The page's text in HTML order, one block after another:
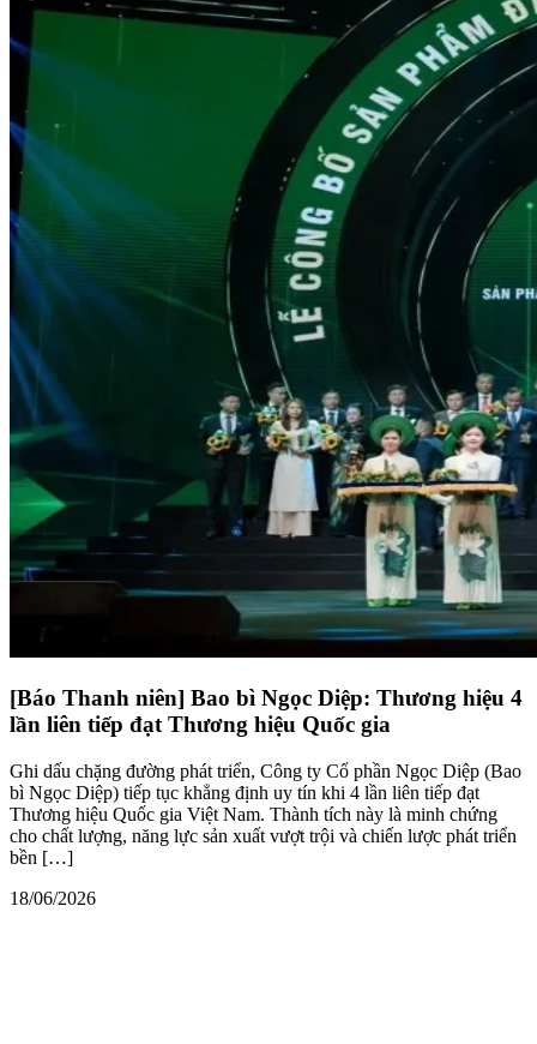
[Báo Thanh niên] Bao bì Ngọc Diệp: Thương hiệu 4
lần liên tiếp đạt Thương hiệu Quốc gia
Ghi dấu chặng đường phát triển, Công ty Cổ phần Ngọc Diệp (Bao
bì Ngọc Diệp) tiếp tục khẳng định uy tín khi 4 lần liên tiếp đạt
Thương hiệu Quốc gia Việt Nam. Thành tích này là minh chứng
cho chất lượng, năng lực sản xuất vượt trội và chiến lược phát triển
bền […]
18/06/2026